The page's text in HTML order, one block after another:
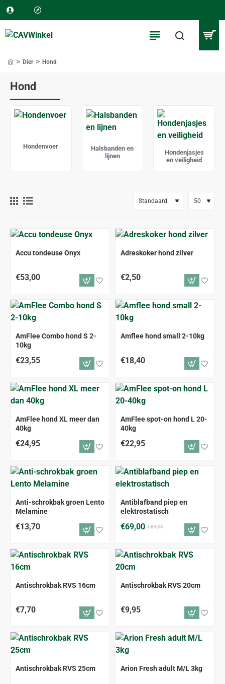
Hond
Dier Hond
Hondenvoer
Halsbanden en
lijnen
Hondenjasjes
en veiligheid
Accu tondeuse Onyx
€53,00
Adreskoker hond zilver
€2,50
AmFlee Combo hond S 2-
10kg
€23,55
Amflee hond small 2-10kg
€18,40
AmFlee hond XL meer dan
40kg
€24,95
AmFlee spot-on hond L 20-
40kg
€22,95
Anti-schrokbak groen Lento
Melamine
€13,70
Antiblafband piep en
elektrostatisch
€69,00 €84,95
Antischrokbak RVS 16cm
€7,70
Antischrokbak RVS 20cm
€9,95
Antischrokbak RVS 25cm Arion Fresh adult M/L 3kg